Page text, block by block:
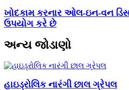
ખોદકામ કરનાર ઓલ-ઇન-વન
ઉપયોગ કરે છે
અન્ય જોડાણો
હાઇડ્રોલિક નારંગી છાલ ગ્રેપલ